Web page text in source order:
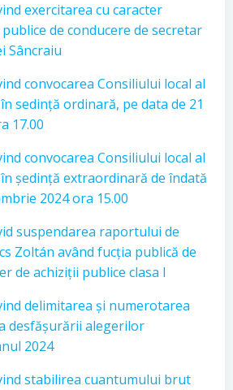
exercitarea cu caracter
de conducere de secretar
Sâncraiu
convocarea Consiliului local al
sedință ordinară, pe data de 21
17.00
convocarea Consiliului local al
ședință extraordinară de îndată
2024 ora 15.00
suspendarea raportului de
Zoltán având fucția publică de
de achiziții publice clasa I
delimitarea și numerotarea
desfășurării alegerilor
2024
stabilirea cuantumului brut